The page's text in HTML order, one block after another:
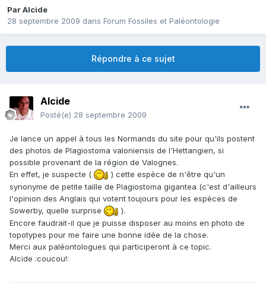
ParAlcide
28 septembre 2009 dans Forum Fossiles et Paléontologie
Répondre à ce sujet
Alcide
Posté(e) 28 septembre 2009
Je lance un appel à tous les Normands du site pour qu'ils postent
des photos de Plagiostoma valoniensis de l'Hettangien, si
possible provenant de la région de Valognes.
En effet, je suspecte (
) cette espèce de n'être qu'un
synonyme de petite taille de Plagiostoma gigantea (c'est d'ailleurs
l'opinion des Anglais qui votent toujours pour les espèces de
Sowerby, quelle surprise
).
Encore faudrait-il que je puisse disposer au moins en photo de
topotypes pour me faire une bonne idée de la chose.
Merci aux paléontologues qui participeront à ce topic.
Alcide :coucou!: